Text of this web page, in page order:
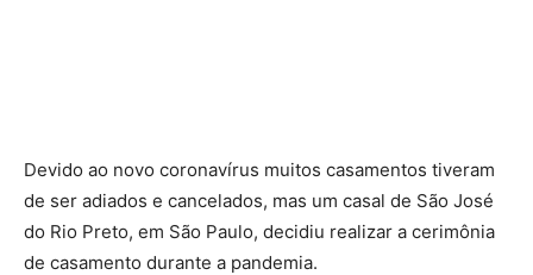
Devido ao novo coronavírus muitos casamentos tiveram
de ser adiados e cancelados, mas um casal de São José
do Rio Preto, em São Paulo, decidiu realizar a cerimônia
de casamento durante a pandemia.